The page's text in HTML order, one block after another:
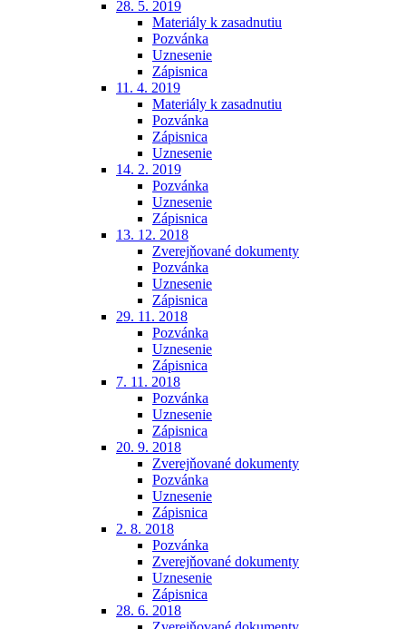
28. 5. 2019
Materiály k zasadnutiu
Pozvánka
Uznesenie
Zápisnica
11. 4. 2019
Materiály k zasadnutiu
Pozvánka
Zápisnica
Uznesenie
14. 2. 2019
Pozvánka
Uznesenie
Zápisnica
13. 12. 2018
Zverejňované dokumenty
Pozvánka
Uznesenie
Zápisnica
29. 11. 2018
Pozvánka
Uznesenie
Zápisnica
7. 11. 2018
Pozvánka
Uznesenie
Zápisnica
20. 9. 2018
Zverejňované dokumenty
Pozvánka
Uznesenie
Zápisnica
2. 8. 2018
Pozvánka
Zverejňované dokumenty
Uznesenie
Zápisnica
28. 6. 2018